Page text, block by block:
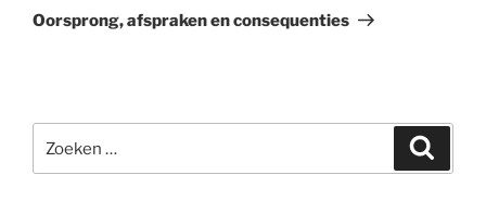
bericht
Oorsprong, afspraken en consequenties
naar: